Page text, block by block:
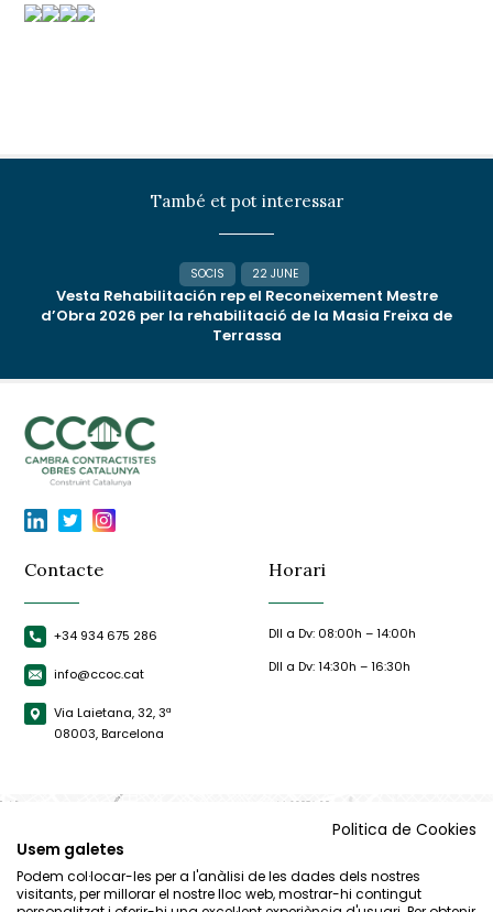
També et pot interessar
SOCIS 22 JUNE
Vesta Rehabilitación rep el Reconeixement Mestre
d’Obra 2026 per la rehabilitació de la Masia Freixa de
Terrassa
Contacte
+34 934 675 286
info@ccoc.cat
Via Laietana, 32, 3ª
08003, Barcelona
Horari
Dll a Dv: 08:00h – 14:00h
Dll a Dv: 14:30h – 16:30h
Politica de Cookies
Usem galetes
Podem col·locar-les per a l'anàlisi de les dades dels nostres
visitants, per millorar el nostre lloc web, mostrar-hi contingut